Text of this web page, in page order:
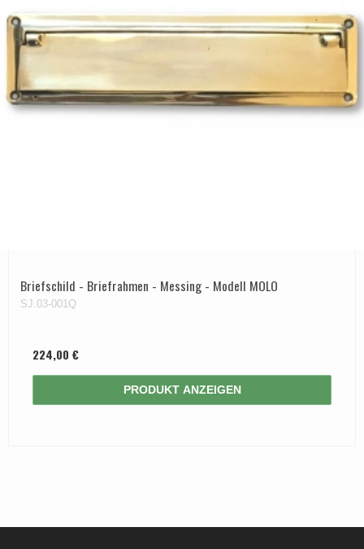
Briefschild - Briefrahmen - Messing - Modell MOLO
SJ.03-001Q
224,00 €
PRODUKT ANZEIGEN